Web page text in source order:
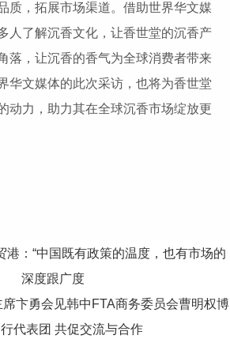
质，拓展市场渠道。借助世界华文媒
人了解沉香文化，让香世堂的沉香产
落，让沉香的香气为全球消费者带来
华文媒体的此次采访，也将为香世堂
动力，助力其在全球沉香市场绽放更
港：“中国既有政策的温度，也有市场的
深度跟广度
席卞勇会见韩中FTA商务委员会曹明权博
代表团 共促交流与合作